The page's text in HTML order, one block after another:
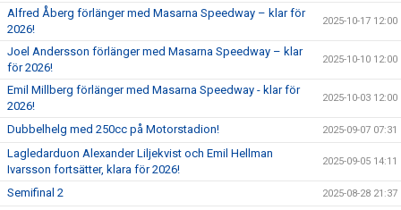
Alfred Åberg förlänger med Masarna Speedway – klar för
2026!
2025-10-17 12:00
Joel Andersson förlänger med Masarna Speedway – klar
för 2026!
2025-10-10 12:00
Emil Millberg förlänger med Masarna Speedway - klar för
2026!
2025-10-03 12:00
Dubbelhelg med 250cc på Motorstadion! 2025-09-07 07:31
Lagledarduon Alexander Liljekvist och Emil Hellman
Ivarsson fortsätter, klara för 2026!
2025-09-05 14:11
Semifinal 2 2025-08-28 21:37